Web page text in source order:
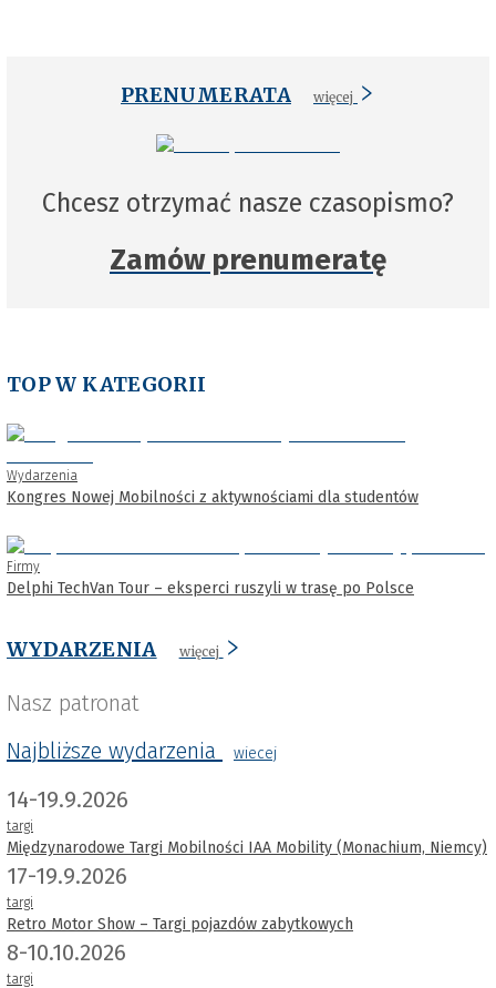
PRENUMERATA więcej
Chcesz otrzymać nasze czasopismo?
Zamów prenumeratę
TOP W KATEGORII
Wydarzenia
Kongres Nowej Mobilności z aktywnościami dla studentów
Firmy
Delphi TechVan Tour – eksperci ruszyli w trasę po Polsce
WYDARZENIA więcej
Nasz patronat
Najbliższe wydarzenia
wiecej
14-19.9.2026
targi
Międzynarodowe Targi Mobilności IAA Mobility (Monachium, Niemcy)
17-19.9.2026
targi
Retro Motor Show – Targi pojazdów zabytkowych
8-10.10.2026
targi